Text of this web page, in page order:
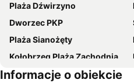
Plaża Dźwirzyno
Dworzec PKP
Plaża Sianożęty
Kołobrzeg Plaża Zachodnia
Podczele
Informacje o obiekcie